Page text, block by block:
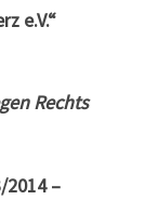
e.V.“
Rechts
–